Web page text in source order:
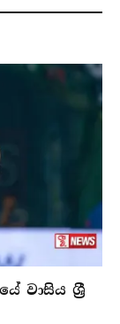
වාසිය ශ්‍රී